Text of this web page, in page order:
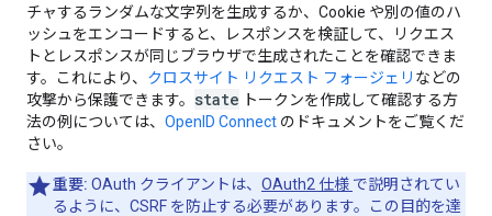
チャするランダムな文字列を生成するか、Cookie や別の値のハ
ッシュをエンコードすると、レスポンスを検証して、リクエス
トとレスポンスが同じブラウザで生成されたことを確認できま
す。これにより、 クロスサイト リクエスト フォージェリ などの
攻撃から保護できます。 state トークンを作成して確認する方
法の例については、 OpenID Connect のドキュメントをご覧くだ
さい。
重要: OAuth クライアントは、 OAuth2 仕様 で説明されてい
るように、CSRF を防止する必要があります。この目的を達